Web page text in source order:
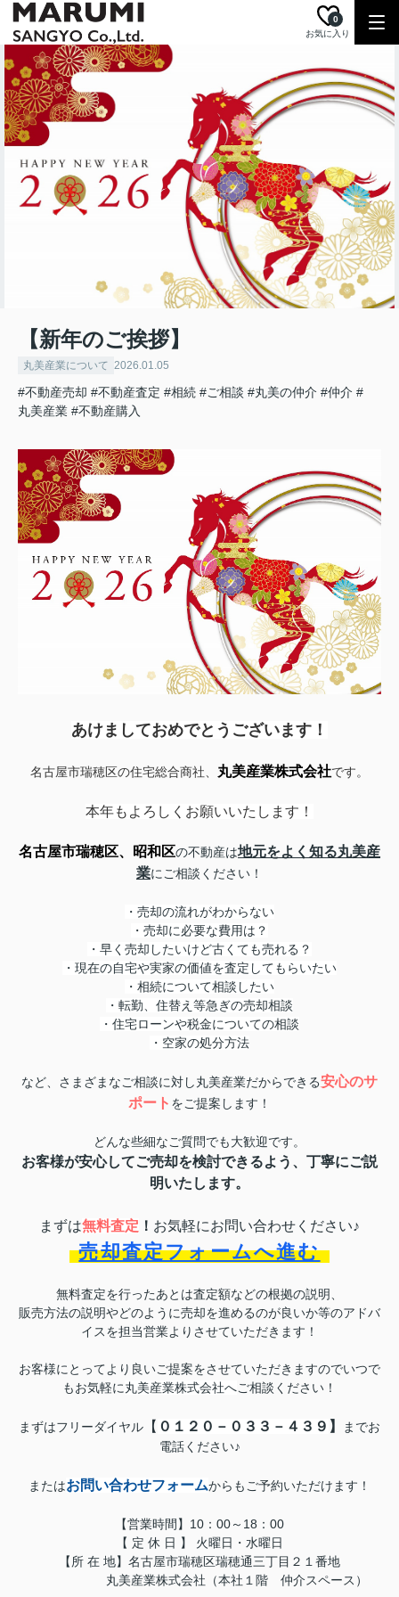
お気に入り
0
【新年のご挨拶】
丸美産業について 2026.01.05
#不動産売却 #不動産査定 #相続 #ご相談 #丸美の仲介 #仲介 #
丸美産業 #不動産購入
あけましておめでとうございます！
名古屋市瑞穂区の住宅総合商社、 丸美産業株式会社です。
本年もよろしくお願いいたします！
名古屋市瑞穂区、昭和区の不動産は地元をよく知る丸美産
業にご相談ください！
・売却の流れがわからない
・売却に必要な費用は？
・早く売却したいけど古くても売れる？
・現在の自宅や実家の価値を査定してもらいたい
・相続について相談したい
・転勤、住替え等急ぎの売却相談
・住宅ローンや税金についての相談
・空家の処分方法
など、さまざまなご相談に対し丸美産業だからできる安心のサ
ポート をご提案します！
どんな些細なご質問でも大歓迎です。
お客様が安心してご売却を検討できるよう、丁寧にご説
明いたします。
まずは無料査定 ！ お気軽にお問い合わせください♪
売却査定フォームへ進む
無料査定を行ったあとは査定額などの根拠の説明、
販売方法の説明やどのように売却を進めるのが良いか等のアドバ
イスを担当営業よりさせていただきます！
お客様にとってより良いご提案をさせていただきますのでいつで
もお気軽に丸美産業株式会社へご相談ください！
まずはフリーダイヤル 【 ０１２０－０３３－４３９ 】
までお
電話ください♪
またはお問い合わせフォームからもご予約いただけます！
【営業時間】10：00～18：00
【 定 休 日 】 火曜日・水曜日
【所 在 地】名古屋市瑞穂区瑞穂通三丁目２１番地
丸美産業株式会社（本社１階 仲介スペース）